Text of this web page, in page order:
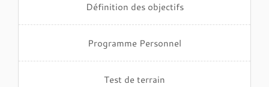
Définition des objectifs
Programme Personnel
Test de terrain